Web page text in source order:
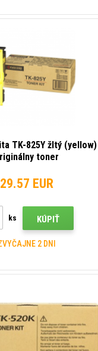
TK-825Y žltý (yellow)
toner
29.57 EUR
ks KÚPIŤ
2 DNI